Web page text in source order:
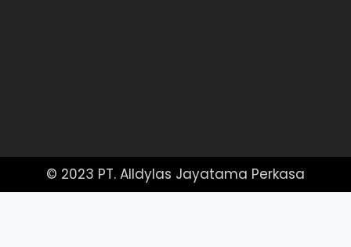
© 2023 PT. Alldylas Jayatama Perkasa